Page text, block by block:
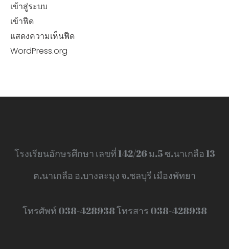
เข้าสู่ระบบ
เข้าฟีด
แสดงความเห็นฟีด
WordPress.org
โรงเรียนอักษรศึกษา เลขที่ 142/26 ม.5 ซ.นาเกลือ 13
ต.นาเกลือ อ.บางละมุง จ.ชลบุรี เมืองพัทยา
โทรศัพท์ 038-428938 โทรสาร 038-428938